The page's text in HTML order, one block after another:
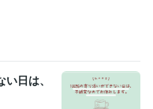
知力✨日本一:99年
せる✨日本一:99年
もあり）✨:99年
日は、